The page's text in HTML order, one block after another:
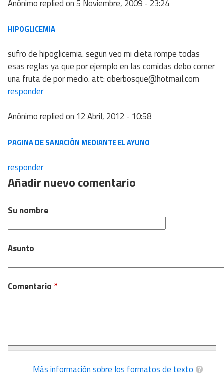
Anónimoreplied on5 Noviembre, 2009 - 23:24
HIPOGLICEMIA
sufro de hipoglicemia. segun veo mi dieta rompe todas
esas reglas ya que por ejemplo en las comidas debo comer
una fruta de por medio. att: ciberbosque@hotmail.com
responder
Anónimoreplied on 12 Abril, 2012 - 10:58
PAGINA DE SANACIÓN MEDIANTE EL AYUNO
responder
Añadir nuevo comentario
Su nombre
Asunto
Comentario *
Más información sobre los formatos de texto